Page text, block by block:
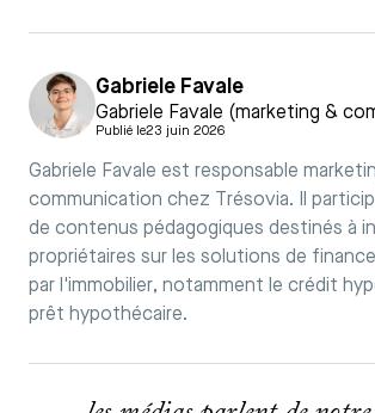
Gabriele Favale
Gabriele Favale (marketing &
Publié le23 juin 2026
Gabriele Favale est responsable
communication chez Trésovia. Il
de contenus pédagogiques destinés à
propriétaires sur les solutions de
par l'immobilier, notamment le crédit
prêt hypothécaire.